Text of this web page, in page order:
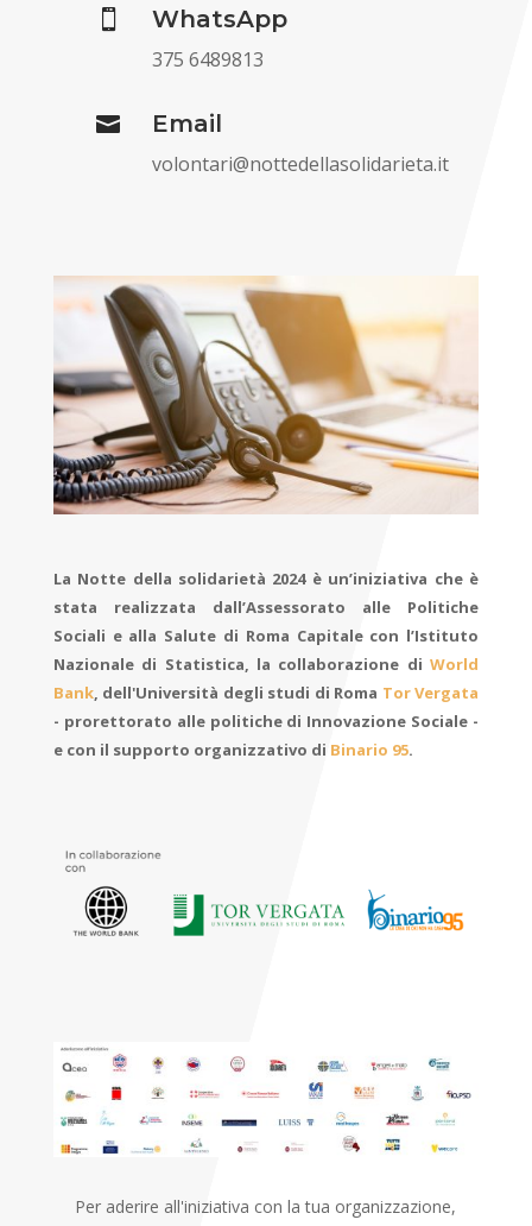
 WhatsApp
375 6489813
 Email
volontari@nottedellasolidarieta.it
La Notte della solidarietà 2024 è un’iniziativa che è
stata realizzata dall’Assessorato alle Politiche
Sociali e alla Salute di Roma Capitale con l’Istituto
Nazionale di Statistica, la collaborazione diWorld
Bank, dell'Università degli studi di Roma Tor Vergata
- prorettorato alle politiche di Innovazione Sociale -
e con il supporto organizzativo di Binario 95.
Per aderire all'iniziativa con la tua organizzazione,